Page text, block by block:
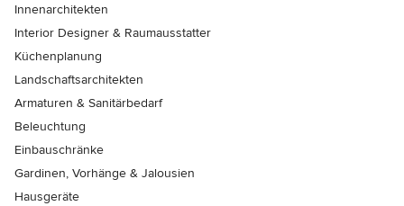
Innenarchitekten
Interior Designer & Raumausstatter
Küchenplanung
Landschaftsarchitekten
Armaturen & Sanitärbedarf
Beleuchtung
Einbauschränke
Gardinen, Vorhänge & Jalousien
Hausgeräte